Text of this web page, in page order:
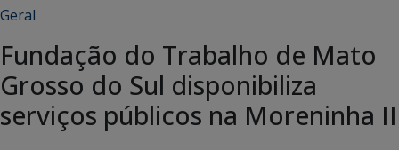
Geral
Fundação do Trabalho de Mato
Grosso do Sul disponibiliza
serviços públicos na Moreninha II